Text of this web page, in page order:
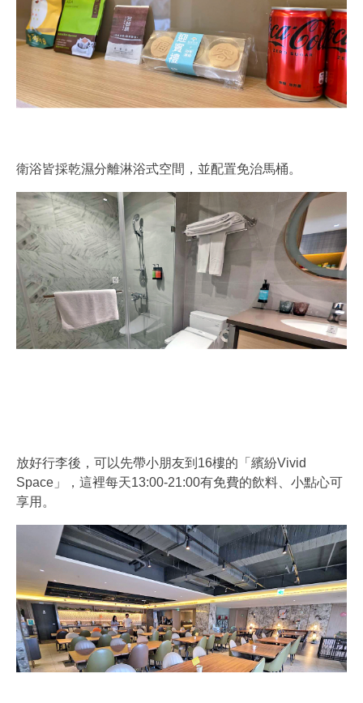
衛浴皆採乾濕分離淋浴式空間，並配置免治馬桶。
放好行李後，可以先帶小朋友到16樓的「繽紛Vivid
Space」，這裡每天13:00-21:00有免費的飲料、小點心可
享用。